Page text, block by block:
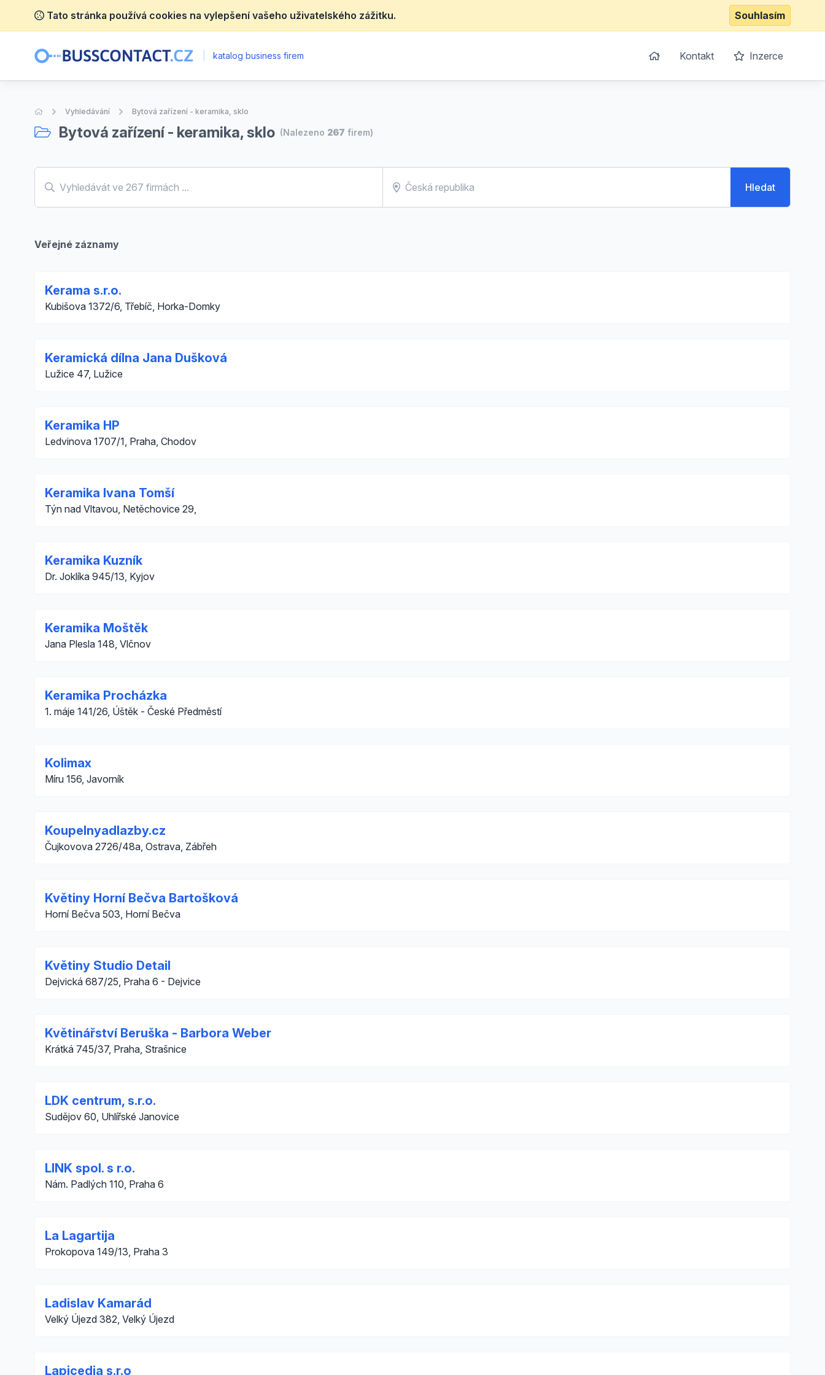
Tato stránka používá cookies na vylepšení vašeho uživatelského zážitku. Souhlasím
katalog business firem Kontakt Inzerce
Úvodní stránka
Vyhledávání Bytová zařízení - keramika, sklo
Bytová zařízení - keramika, sklo (Nalezeno 267 firem)
Hledat
Veřejné záznamy
Kerama s.r.o.
Kubišova 1372/6, Třebíč, Horka-Domky
Keramická dílna Jana Dušková
Lužice 47, Lužice
Keramika HP
Ledvinova 1707/1, Praha, Chodov
Keramika Ivana Tomší
Týn nad Vltavou, Netěchovice 29,
Keramika Kuzník
Dr. Joklíka 945/13, Kyjov
Keramika Moštěk
Jana Plesla 148, Vlčnov
Keramika Procházka
1. máje 141/26, Úštěk - České Předměstí
Kolimax
Míru 156, Javorník
Koupelnyadlazby.cz
Čujkovova 2726/48a, Ostrava, Zábřeh
Květiny Horní Bečva Bartošková
Horní Bečva 503, Horní Bečva
Květiny Studio Detail
Dejvická 687/25, Praha 6 - Dejvice
Květinářství Beruška - Barbora Weber
Krátká 745/37, Praha, Strašnice
LDK centrum, s.r.o.
Sudějov 60, Uhlířské Janovice
LINK spol. s r.o.
Nám. Padlých 110, Praha 6
La Lagartija
Prokopova 149/13, Praha 3
Ladislav Kamarád
Velký Újezd 382, Velký Újezd
Lapicedia s.r.o